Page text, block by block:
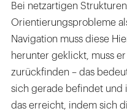
Bei netzartigen
Orientierungsprobleme
Navigation muss diese
herunter geklickt, muss
zurückfinden – das
sich gerade befindet und
das erreicht, indem sich